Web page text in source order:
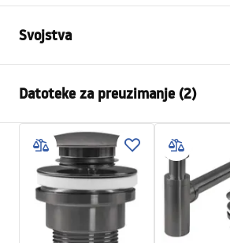
Svojstva
Materijal
Sanitarna
Boja
Plava
Završetak
Sjajni
Duljina
490mm
Širina
350
Visina
140
Datoteke za preuzimanje (2)
Montažne upute
Basin.pdf